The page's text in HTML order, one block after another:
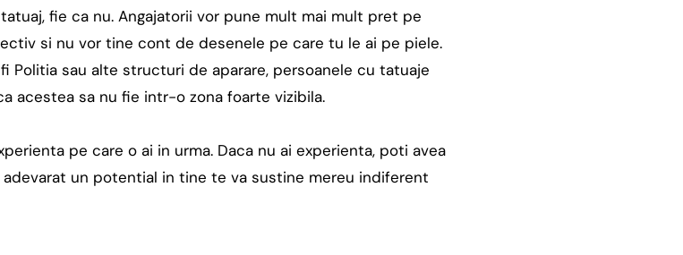
fie ca nu. Angajatorii vor pune mult mai mult pret pe
si nu vor tine cont de desenele pe care tu le ai pe piele.
Politia sau alte structuri de aparare, persoanele cu tatuaje
acestea sa nu fie intr-o zona foarte vizibila.
pe care o ai in urma. Daca nu ai experienta, poti avea
un potential in tine te va sustine mereu indiferent